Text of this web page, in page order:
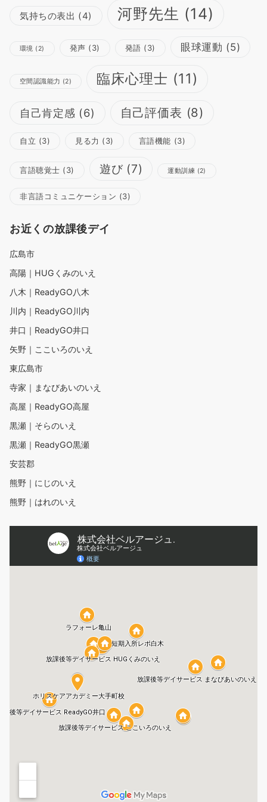
気持ちの表出 (4) 河野先生 (14)
環境 (2) 発声 (3) 発語 (3) 眼球運動 (5)
空間認識能力 (2) 臨床心理士 (11)
自己肯定感 (6) 自己評価表 (8)
自立 (3) 見る力 (3) 言語機能 (3)
言語聴覚士 (3) 遊び(7) 運動訓練 (2)
非言語コミュニケーション (3)
お近くの放課後デイ
広島市
高陽｜HUGくみのいえ
八木｜ReadyGO八木
川内｜ReadyGO川内
井口｜ReadyGO井口
矢野｜ここいろのいえ
東広島市
寺家｜まなびあいのいえ
高屋｜ReadyGO高屋
黒瀬｜そらのいえ
黒瀬｜ReadyGO黒瀬
安芸郡
熊野｜にじのいえ
熊野｜はれのいえ